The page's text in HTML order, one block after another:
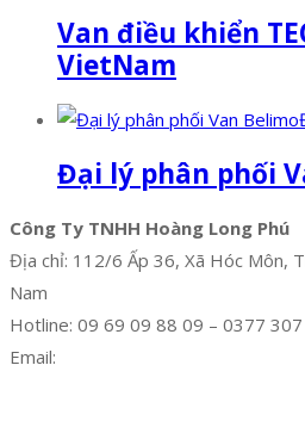
Van điều khiển
VietNam
Đại lý phân phối
Công Ty TNHH Hoàng Long Phú
Địa chỉ: 112/6 Ấp 36, Xã Hóc Môn,
Nam
Hotline: 09 69 09 88 09 – 0377
Email: